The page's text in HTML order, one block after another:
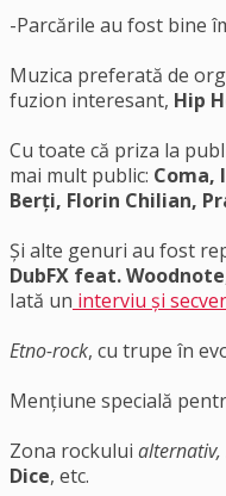
-Parcările au fost bine
Muzica preferată de
fuzion interesant, Hip
Cu toate că priza la
mai mult public: Coma,
Berți, Florin Chilian,
Și alte genuri au fost
DubFX feat. Woodnote
Iată un interviu și
Etno-rock, cu trupe în
Mențiune specială
Zona rockului alternativ,
Dice, etc.